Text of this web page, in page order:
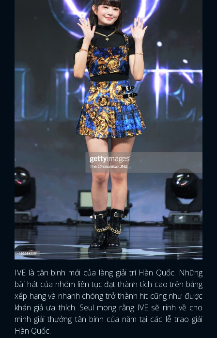
IVE là tân binh mới của làng giải trí Hàn Quốc. Những
bài hát của nhóm liên tục đạt thành tích cao trên bảng
xếp hạng và nhanh chóng trở thành hit cũng như được
khán giả ưa thích. Seul mong rằng IVE sẽ rinh về cho
mình giải thưởng tân binh của năm tại các lễ trao giải
Hàn Quốc.